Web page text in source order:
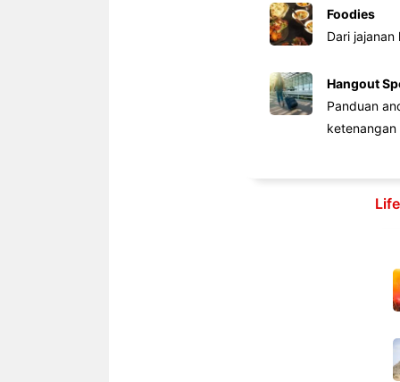
Foodies
Dari
Hangout
Panduan
ketenangan